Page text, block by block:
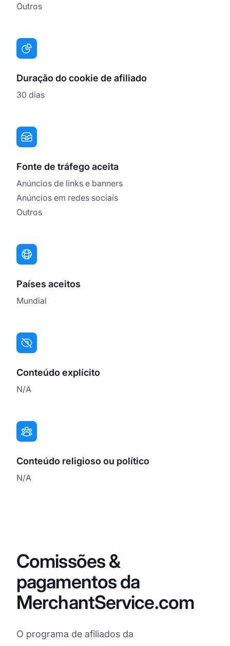
Outros
Duração do cookie de afiliado
30 dias
Fonte de tráfego aceita
Anúncios de links e banners
Anúncios em redes sociais
Outros
Países aceitos
Mundial
Conteúdo explícito
N/A
Conteúdo religioso ou político
N/A
Comissões &
pagamentos da
MerchantService.com
O programa de afiliados da